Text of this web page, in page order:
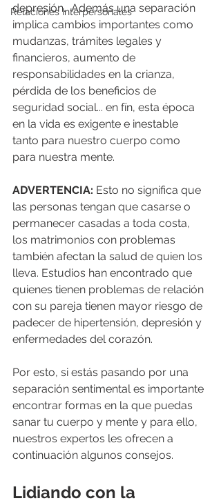
Relaciones Interpersonales
depresión.  Además una separación
implica cambios importantes como
mudanzas, trámites legales y
financieros, aumento de
responsabilidades en la crianza,
pérdida de los beneficios de
seguridad social... en fín, esta época
en la vida es exigente e inestable
tanto para nuestro cuerpo como
para nuestra mente.
ADVERTENCIA: Esto no significa que
las personas tengan que casarse o
permanecer casadas a toda costa,
los matrimonios con problemas
también afectan la salud de quien los
lleva. Estudios han encontrado que
quienes tienen problemas de relación
con su pareja tienen mayor riesgo de
padecer de hipertensión, depresión y
enfermedades del corazón.
Por esto, si estás pasando por una
separación sentimental es importante
encontrar formas en la que puedas
sanar tu cuerpo y mente y para ello,
nuestros expertos les ofrecen a
continuación algunos consejos.
Lidiando con la